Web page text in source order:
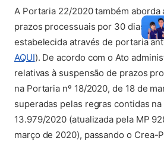
A Portaria 22/2020 também aborda
prazos processuais por 30 dias,
estabelecida através de portaria
AQUI). De acordo com o Ato
relativas à suspensão de prazos
na Portaria nº 18/2020, de 18 de
superadas pelas regras contidas na
13.979/2020 (atualizada pela MP
março de 2020), passando o Crea-